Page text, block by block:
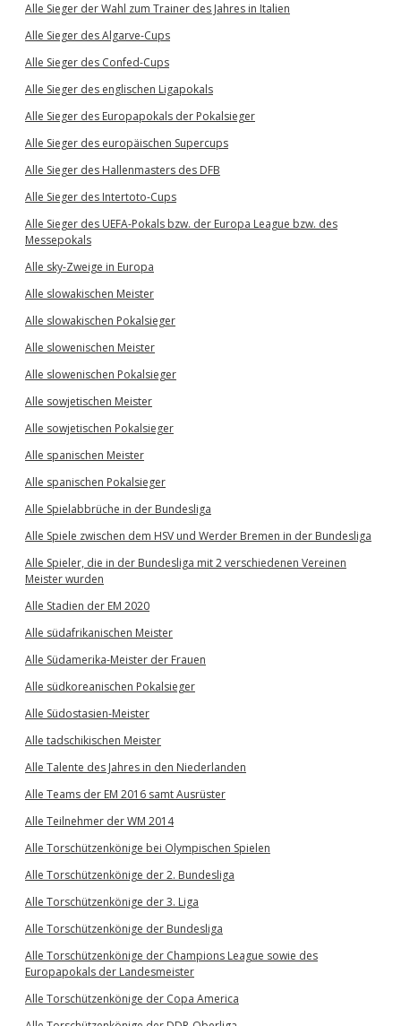
Alle Sieger der Wahl zum Trainer des Jahres in Italien
Alle Sieger des Algarve-Cups
Alle Sieger des Confed-Cups
Alle Sieger des englischen Ligapokals
Alle Sieger des Europapokals der Pokalsieger
Alle Sieger des europäischen Supercups
Alle Sieger des Hallenmasters des DFB
Alle Sieger des Intertoto-Cups
Alle Sieger des UEFA-Pokals bzw. der Europa League bzw. des
Messepokals
Alle sky-Zweige in Europa
Alle slowakischen Meister
Alle slowakischen Pokalsieger
Alle slowenischen Meister
Alle slowenischen Pokalsieger
Alle sowjetischen Meister
Alle sowjetischen Pokalsieger
Alle spanischen Meister
Alle spanischen Pokalsieger
Alle Spielabbrüche in der Bundesliga
Alle Spiele zwischen dem HSV und Werder Bremen in der Bundesliga
Alle Spieler, die in der Bundesliga mit 2 verschiedenen Vereinen
Meister wurden
Alle Stadien der EM 2020
Alle südafrikanischen Meister
Alle Südamerika-Meister der Frauen
Alle südkoreanischen Pokalsieger
Alle Südostasien-Meister
Alle tadschikischen Meister
Alle Talente des Jahres in den Niederlanden
Alle Teams der EM 2016 samt Ausrüster
Alle Teilnehmer der WM 2014
Alle Torschützenkönige bei Olympischen Spielen
Alle Torschützenkönige der 2. Bundesliga
Alle Torschützenkönige der 3. Liga
Alle Torschützenkönige der Bundesliga
Alle Torschützenkönige der Champions League sowie des
Europapokals der Landesmeister
Alle Torschützenkönige der Copa America